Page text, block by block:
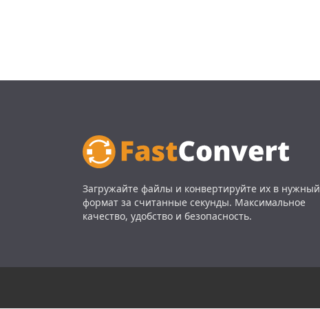
Загружайте файлы и конвертируйте их в нужный
формат за считанные секунды. Максимальное
качество, удобство и безопасность.